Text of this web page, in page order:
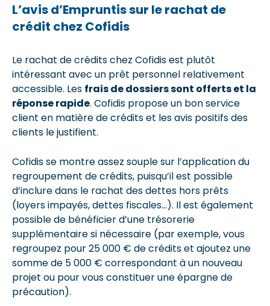
L’avis d’Empruntis sur le rachat de
crédit chez Cofidis
Le rachat de crédits chez Cofidis est plutôt
intéressant avec un prêt personnel relativement
accessible. Les frais de dossiers sont offerts et la
réponse rapide. Cofidis propose un bon service
client en matière de crédits et les avis positifs des
clients le justifient.
Cofidis se montre assez souple sur l’application du
regroupement de crédits, puisqu’il est possible
d’inclure dans le rachat des dettes hors prêts
(loyers impayés, dettes fiscales…). Il est également
possible de bénéficier d’une trésorerie
supplémentaire si nécessaire (par exemple, vous
regroupez pour 25 000 € de crédits et ajoutez une
somme de 5 000 € correspondant à un nouveau
projet ou pour vous constituer une épargne de
précaution).